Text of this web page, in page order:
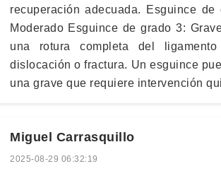
recuperación adecuada. Esguince
Moderado Esguince de grado 3:
una rotura completa del
dislocación o fractura. Un esguince
una grave que requiere intervención
Miguel Carrasquillo
2025-08-29 06:32:19